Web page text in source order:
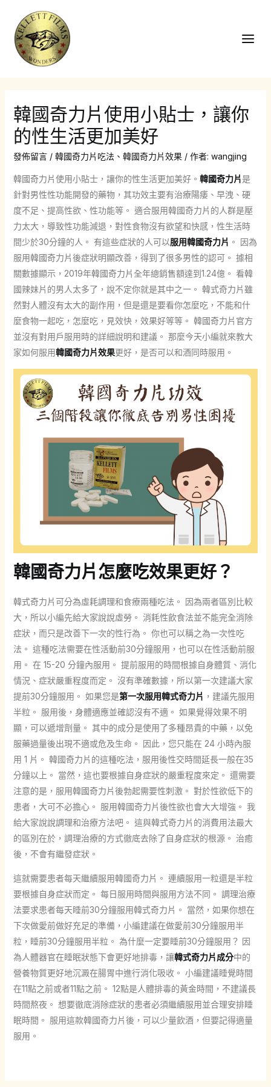
韓國奇力片使用小貼士，讓你
的性生活更加美好
發佈留言 / 韓國奇力片吃法、 韓國奇力片效果/ 作者: wangjing
韓國奇力片使用小貼士，讓你的性生活更加美好。 韓國奇力片是
針對男性性功能開發的藥物，其功效主要有治療陽痿、早洩、硬
度不足、提高性欲、性功能等。 適合服用韓國奇力片的人群是壓
力太大，導致性功能減退，對性食物沒有欲望和快感，性生活時
間少於30分鐘的人。 有這些症狀的人可以服用韓國奇力片 。 因為
服用韓國奇力片後症狀明顯改善，得到了很多男性的認可。 據相
關數據顯示，2019年韓國奇力片全年總銷售額達到1.24億。 看韓
國辣妹片的男人太多了，說不定你就是其中之一。 韓式奇力片雖
然對人體沒有太大的副作用，但是還是要看你怎麼吃，不能和什
麼食物一起吃，怎麼吃，見效快，效果好等等。 韓國奇力片官方
並沒有對用戶服用時的詳細說明和建議。 那麼今天小編就來教大
家如何服用韓國奇力片效果更好，是否可以和酒同時服用。
韓國奇力片怎麼吃效果更好？
韓式奇力片可分為虛耗調理和食療兩種吃法。 因為兩者區別比較
大，所以小編先給大家說說虛勞。 消耗性飲食法並不能完全消除
症狀，而只是改善下一次的性行為。 你也可以稱之為一次性吃
法。 這種吃法需要在性活動前30分鐘服用，也可以在性活動前服
用。 在 15-20 分鐘內服用。 提前服用的時間根據自身體質、消化
情況、症狀嚴重程度而定。 沒有準確數據，所以第一次建議大家
提前30分鐘服用。 如果您是第一次服用韓式奇力片 ，建議先服用
半粒。 服用後，身體適應並確認沒有不適。 如果覺得效果不明
顯，可以遞增劑量。 其中的成分是使用了多種昂貴的中藥，以免
服藥過量後出現不適或危及生命。 因此，您只能在 24 小時內服
用 1 片。 韓國奇力片的這種吃法，服用後性交時間延長一般在35
分鐘以上。 當然，這也要根據自身症狀的嚴重程度來定。 還需要
注意的是，服用韓國奇力片後勃起需要性刺激。 對於性欲低下的
患者，大可不必擔心。 服用韓國奇力片後性欲也會大大增強。 我
給大家說說調理和治療方法吧。 這與韓式奇力片的消費用法最大
的區別在於，調理治療的方式徹底去除了自身症狀的根源。 治癒
後，不會有繼發症狀。
這就需要患者每天繼續服用韓國奇力片。 連續服用一粒還是半粒
要根據自身症狀而定。 每日服用時間與服用方法不同。 調理治療
法要求患者每天睡前30分鐘服用韓式奇力片。 當然，如果你想在
下次做愛前做好充足的準備，小編建議在做愛前30分鐘服用半
粒，睡前30分鐘服用半粒。 為什麼一定要睡前30分鐘服用？ 因
為人體器官在睡眠狀態下會更好地排毒，讓韓式奇力片成分中的
營養物質更好地沉澱在腸胃中進行消化吸收。 小編建議睡覺時間
在11點之前或者11點之前。 12點是人體排毒的黃金時間，不建議長
時間熬夜。 想要徹底消除症狀的患者必須繼續服用並合理安排睡
眠時間。 服用這款韓國奇力片後，可以少量飲酒，但要記得適量
服用。